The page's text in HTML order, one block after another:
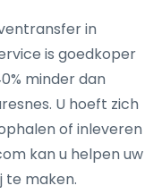
in
is goedkoper
minder dan
U hoeft zich
of inleveren
kan u helpen uw
te maken.